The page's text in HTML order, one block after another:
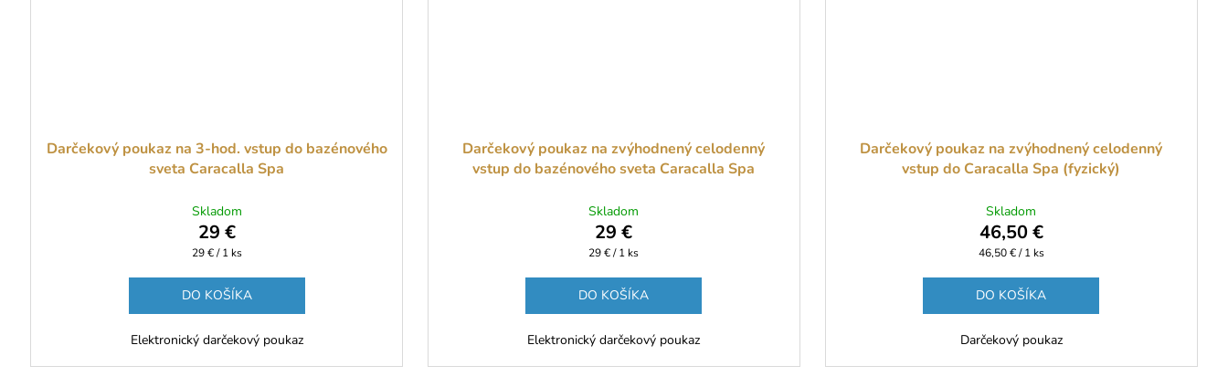
Darčekový poukaz na 3-hod. vstup do bazénového
sveta Caracalla Spa
Skladom
29 €
Jednotková
29 € / 1 ks
DO KOŠÍKA
Elektronický darčekový poukaz
Darčekový poukaz na zvýhodnený celodenný
vstup do bazénového sveta Caracalla Spa
Skladom
29 €
Jednotková
29 € / 1 ks
DO KOŠÍKA
Elektronický darčekový poukaz
Darčekový poukaz na zvýhodnený celodenný
vstup do Caracalla Spa (fyzický)
Skladom
46,50 €
Jednotková
46,50 € / 1 ks
DO KOŠÍKA
Darčekový poukaz